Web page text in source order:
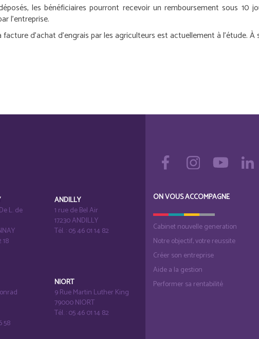
les bénéficiaires pourront recevoir un remboursement sous 10
l’entreprise.
d’achat d’engrais par les agriculteurs est actuellement à l’étude. À
L. de
18
ANDILLY
1 rue de Bel Air
17230 ANDILLY
Tél. : 05 46 01 14 82
58
NIORT
9 Rue Martin Luther King
79000 NIORT
Tél. : 05 46 01 14 82
ON VOUS ACCOMPAGNE
Cabinet nouvelle generation
Notre objectif, votre reussite
Créer son entreprise
Aide a la gestion
Performer sa rentabilité